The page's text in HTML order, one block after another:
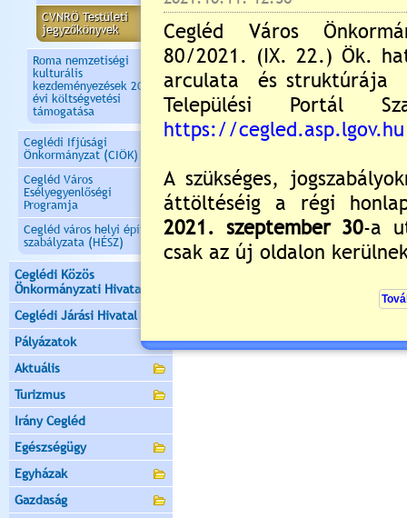
CVNRÖ Testületi
jegyzőkönyvek
Roma nemzetiségi
kulturális
kezdeményezések 2020.
évi költségvetési
támogatása
Ceglédi Ifjúsági
Önkormányzat (CIÖK)
Cegléd Város
Esélyegyenlőségi
Programja
Cegléd város helyi építési
szabályzata (HÉSZ)
Ceglédi Közös
Önkormányzati Hivatal
Ceglédi Járási Hivatal
Pályázatok
Aktuális
Turizmus
Irány Cegléd
Egészségügy
Egyházak
Gazdaság